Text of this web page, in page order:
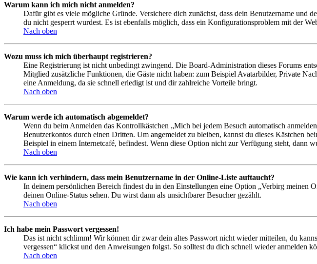
Warum kann ich mich nicht anmelden?
Dafür gibt es viele mögliche Gründe. Versichere dich zunächst, dass dein Benutzername und
du nicht gesperrt wurdest. Es ist ebenfalls möglich, dass ein Konfigurationsproblem mit der
Nach oben
Wozu muss ich mich überhaupt registrieren?
Eine Registrierung ist nicht unbedingt zwingend. Die Board-Administration dieses Forums
Mitglied zusätzliche Funktionen, die Gäste nicht haben: zum Beispiel Avatarbilder, Private
eine Anmeldung, da sie schnell erledigt ist und dir zahlreiche Vorteile bringt.
Nach oben
Warum werde ich automatisch abgemeldet?
Wenn du beim Anmelden das Kontrollkästchen „Mich bei jedem Besuch automatisch
Benutzerkontos durch einen Dritten. Um angemeldet zu bleiben, kannst du dieses Kästchen
Beispiel in einem Internetcafé, befindest. Wenn diese Option nicht zur Verfügung steht, dann
Nach oben
Wie kann ich verhindern, dass mein Benutzername in der Online-Liste auftaucht?
In deinem persönlichen Bereich findest du in den Einstellungen eine Option „Verbirg meinen
deinen Online-Status sehen. Du wirst dann als unsichtbarer Besucher gezählt.
Nach oben
Ich habe mein Passwort vergessen!
Das ist nicht schlimm! Wir können dir zwar dein altes Passwort nicht wieder mitteilen, du
vergessen“ klickst und den Anweisungen folgst. So solltest du dich schnell wieder anmelden
Nach oben